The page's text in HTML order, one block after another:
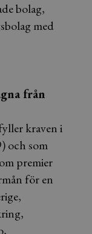
bolag,
med
från
kraven i
och som
premier
för en